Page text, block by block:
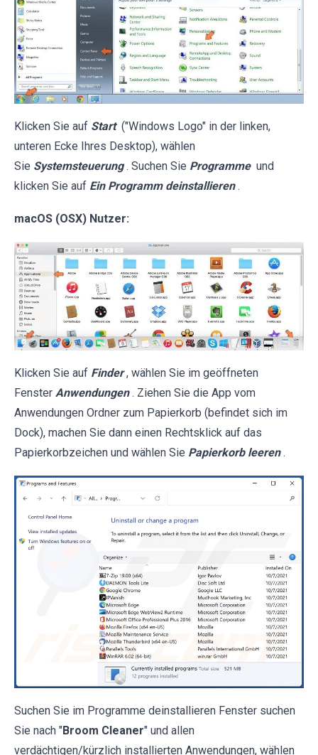
Klicken Sie auf Start ("Windows Logo" in der linken,
unteren Ecke Ihres Desktop), wählen
Sie Systemsteuerung . Suchen Sie Programme und
klicken Sie auf Ein Programm deinstallieren .
macOS (OSX) Nutzer:
Klicken Sie auf Finder , wählen Sie im geöffneten
Fenster Anwendungen . Ziehen Sie die App vom
Anwendungen Ordner zum Papierkorb (befindet sich im
Dock), machen Sie dann einen Rechtsklick auf das
Papierkorbzeichen und wählen Sie Papierkorb leeren .
Suchen Sie im Programme deinstallieren Fenster suchen
Sie nach "Broom Cleaner" und allen
verdächtigen/kürzlich installierten Anwendungen, wählen